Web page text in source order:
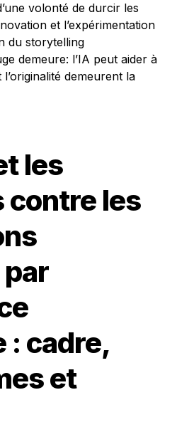
volonté de durcir les
et l’expérimentation
du storytelling
demeure: l’IA peut aider à
demeurent la
les
contre les
cadre,
et